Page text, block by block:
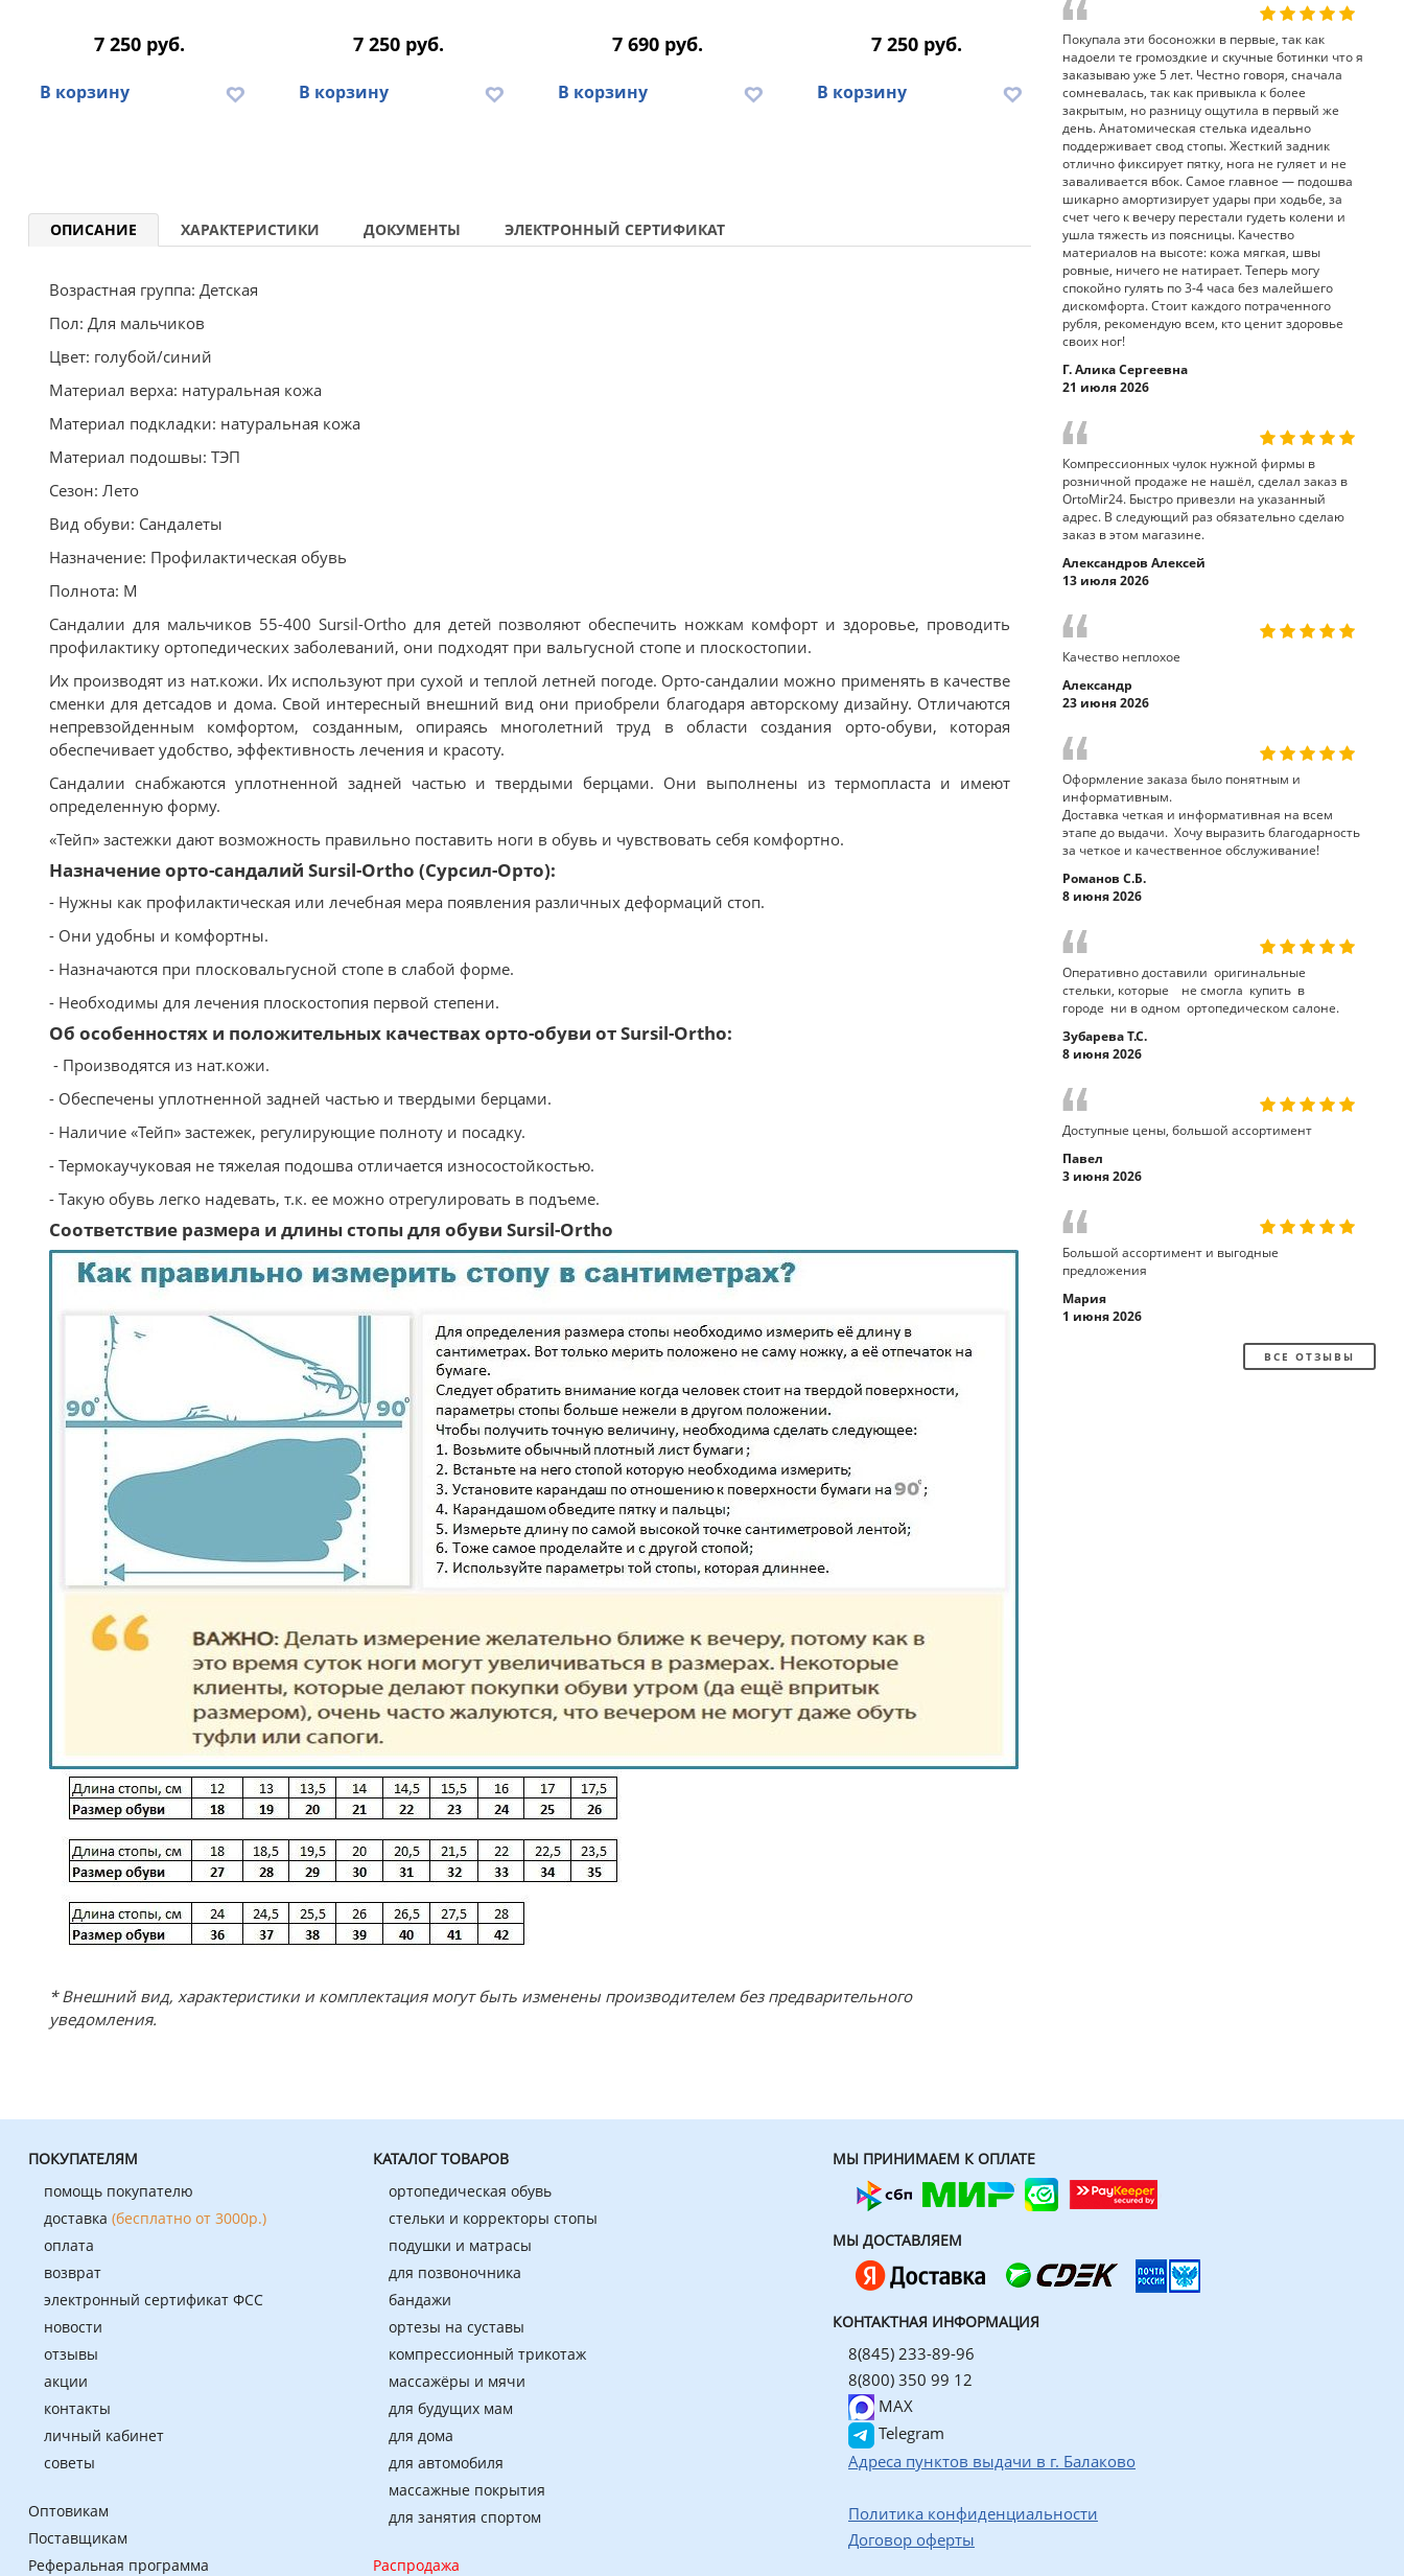
7 250 руб.
В корзину
7 250 руб.
В корзину
7 690 руб.
В корзину
7 250 руб.
В корзину
7 250 руб.
В корзину
ОПИСАНИЕ ХАРАКТЕРИСТИКИ ДОКУМЕНТЫ ЭЛЕКТРОННЫЙ СЕРТИФИКАТ
Возрастная группа: Детская
Пол: Для мальчиков
Цвет: голубой/синий
Материал верха: натуральная кожа
Материал подкладки: натуральная кожа
Материал подошвы: ТЭП
Сезон: Лето
Вид обуви: Сандалеты
Назначение: Профилактическая обувь
Полнота: M
Сандалии для мальчиков 55-400 Sursil-Ortho для детей позволяют обеспечить ножкам комфорт и здоровье, проводить
профилактику ортопедических заболеваний, они подходят при вальгусной стопе и плоскостопии.
Их производят из нат.кожи. Их используют при сухой и теплой летней погоде. Орто-сандалии можно применять в качестве
сменки для детсадов и дома. Свой интересный внешний вид они приобрели благодаря авторскому дизайну. Отличаются
непревзойденным комфортом, созданным, опираясь многолетний труд в области создания орто-обуви, которая
обеспечивает удобство, эффективность лечения и красоту.
Сандалии снабжаются уплотненной задней частью и твердыми берцами. Они выполнены из термопласта и имеют
определенную форму.
«Тейп» застежки дают возможность правильно поставить ноги в обувь и чувствовать себя комфортно.
Назначение орто-сандалий Sursil-Ortho (Сурсил-Орто):
- Нужны как профилактическая или лечебная мера появления различных деформаций стоп.
- Они удобны и комфортны.
- Назначаются при плосковальгусной стопе в слабой форме.
- Необходимы для лечения плоскостопия первой степени.
Об особенностях и положительных качествах орто-обуви от Sursil-Ortho:
- Производятся из нат.кожи.
- Обеспечены уплотненной задней частью и твердыми берцами.
- Наличие «Тейп» застежек, регулирующие полноту и посадку.
- Термокаучуковая не тяжелая подошва отличается износостойкостью.
- Такую обувь легко надевать, т.к. ее можно отрегулировать в подъеме.
Соответствие размера и длины стопы для обуви Sursil-Ortho
* Внешний вид, характеристики и комплектация могут быть изменены производителем без предварительного
уведомления.
Покупала эти босоножки в первые, так как
надоели те громоздкие и скучные ботинки что я
заказываю уже 5 лет. Честно говоря, сначала
сомневалась, так как привыкла к более
закрытым, но разницу ощутила в первый же
день. Анатомическая стелька идеально
поддерживает свод стопы. Жесткий задник
отлично фиксирует пятку, нога не гуляет и не
заваливается вбок. Самое главное — подошва
шикарно амортизирует удары при ходьбе, за
счет чего к вечеру перестали гудеть колени и
ушла тяжесть из поясницы. Качество
материалов на высоте: кожа мягкая, швы
ровные, ничего не натирает. Теперь могу
спокойно гулять по 3-4 часа без малейшего
дискомфорта. Стоит каждого потраченного
рубля, рекомендую всем, кто ценит здоровье
своих ног!
Г. Алика Сергеевна
21 июля 2026
Компрессионных чулок нужной фирмы в
розничной продаже не нашёл, сделал заказ в
OrtoMir24. Быстро привезли на указанный
адрес. В следующий раз обязательно сделаю
заказ в этом магазине.
Александров Алексей
13 июля 2026
Качество неплохое
Александр
23 июня 2026
Оформление заказа было понятным и
информативным.
Доставка четкая и информативная на всем
этапе до выдачи. Хочу выразить благодарность
за четкое и качественное обслуживание!
Романов С.Б.
8 июня 2026
Оперативно доставили оригинальные
стельки, которые не смогла купить в
городе ни в одном ортопедическом салоне.
Зубарева Т.С.
8 июня 2026
Доступные цены, большой ассортимент
Павел
3 июня 2026
Большой ассортимент и выгодные
предложения
Мария
1 июня 2026
ВСЕ ОТЗЫВЫ
ПОКУПАТЕЛЯМ
помощь покупателю
доставка (бесплатно от 3000р.)
оплата
возврат
электронный сертификат ФСС
новости
отзывы
акции
контакты
личный кабинет
советы
Оптовикам
Поставщикам
Реферальная программа
КАТАЛОГ ТОВАРОВ
ортопедическая обувь
стельки и корректоры стопы
подушки и матрасы
для позвоночника
бандажи
ортезы на суставы
компрессионный трикотаж
массажёры и мячи
для будущих мам
для дома
для автомобиля
массажные покрытия
для занятия спортом
Распродажа
МЫ ПРИНИМАЕМ К ОПЛАТЕ
МЫ ДОСТАВЛЯЕМ
КОНТАКТНАЯ ИНФОРМАЦИЯ
8(845) 233-89-96
8(800) 350 99 12
MAX
Telegram
Адреса пунктов выдачи в г. Балаково
Политика конфиденциальности
Договор оферты